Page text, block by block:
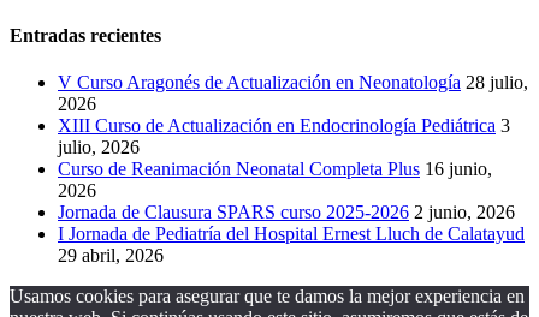
Entradas recientes
V Curso Aragonés de Actualización en Neonatología 28 julio,
2026
XIII Curso de Actualización en Endocrinología Pediátrica 3
julio, 2026
Curso de Reanimación Neonatal Completa Plus 16 junio,
2026
Jornada de Clausura SPARS curso 2025-2026 2 junio, 2026
I Jornada de Pediatría del Hospital Ernest Lluch de Calatayud
29 abril, 2026
Usamos cookies para asegurar que te damos la mejor experiencia en